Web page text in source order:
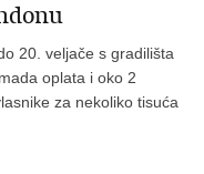
20. veljače s gradilišta
oplata i oko 2
za nekoliko tisuća